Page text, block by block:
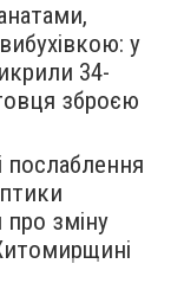
у
34-
зброєю
послаблення
зміну